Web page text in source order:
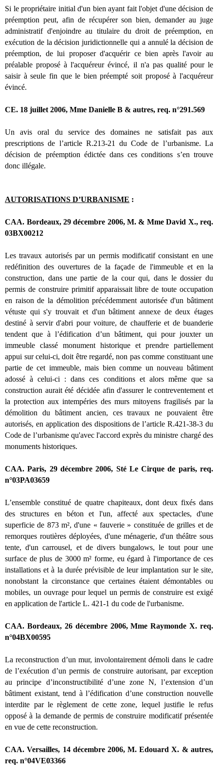
Si le propriétaire initial d'un bien ayant fait l'objet d'une décision de
préemption peut, afin de récupérer son bien, demander au juge
administratif d'enjoindre au titulaire du droit de préemption, en
exécution de la décision juridictionnelle qui a annulé la décision de
préemption, de lui proposer d'acquérir ce bien après l'avoir au
préalable proposé à l'acquéreur évincé, il n'a pas qualité pour le
saisir à seule fin que le bien préempté soit proposé à l'acquéreur
évincé.
CE. 18 juillet 2006, Mme Danielle B & autres, req. n°291.569
Un avis oral du service des domaines ne satisfait pas aux
prescriptions de l’article R.213-21 du Code de l’urbanisme. La
décision de préemption édictée dans ces conditions s’en trouve
donc illégale.
AUTORISATIONS D’URBANISME :
CAA. Bordeaux, 29 décembre 2006, M. & Mme David X., req.
03BX00212
Les travaux autorisés par un permis modificatif consistant en une
redéfinition des ouvertures de la façade de l'immeuble et en la
construction, dans une partie de la cour qui, dans le dossier du
permis de construire primitif apparaissait libre de toute occupation
en raison de la démolition précédemment autorisée d'un bâtiment
vétuste qui s'y trouvait et d'un bâtiment annexe de deux étages
destiné à servir d'abri pour voiture, de chaufferie et de buanderie
tendent que à l’édification d’un bâtiment, qui pour jouxter un
immeuble classé monument historique et prendre partiellement
appui sur celui-ci, doit être regardé, non pas comme constituant une
partie de cet immeuble, mais bien comme un nouveau bâtiment
adossé à celui-ci : dans ces conditions et alors même que sa
construction aurait été décidée afin d'assurer le contreventement et
la protection aux intempéries des murs mitoyens fragilisés par la
démolition du bâtiment ancien, ces travaux ne pouvaient être
autorisés, en application des dispositions de l’article R.421-38-3 du
Code de l’urbanisme qu'avec l'accord exprès du ministre chargé des
monuments historiques.
CAA. Paris, 29 décembre 2006, Sté Le Cirque de paris, req.
n°03PA03659
L’ensemble constitué de quatre chapiteaux, dont deux fixés dans
des structures en béton et l'un, affecté aux spectacles, d'une
superficie de 873 m², d'une « fauverie » constituée de grilles et de
remorques routières déployées, d'une ménagerie, d'un théâtre sous
tente, d'un carrousel, et de divers bungalows, le tout pour une
surface de plus de 3000 m² forme, eu égard à l'importance de ces
installations et à la durée prévisible de leur implantation sur le site,
nonobstant la circonstance que certaines étaient démontables ou
mobiles, un ouvrage pour lequel un permis de construire est exigé
en application de l'article L. 421-1 du code de l'urbanisme.
CAA. Bordeaux, 26 décembre 2006, Mme Raymonde X. req.
n°04BX00595
La reconstruction d’un mur, involontairement démoli dans le cadre
de l’exécution d’un permis de construire autorisant, par exception
au principe d’inconstructibilité d’une zone N, l’extension d’un
bâtiment existant, tend à l’édification d’une construction nouvelle
interdite par le règlement de cette zone, lequel justifie le refus
opposé à la demande de permis de construire modificatif présentée
en vue de cette reconstruction.
CAA. Versailles, 14 décembre 2006, M. Edouard X. & autres,
req. n°04VE03366